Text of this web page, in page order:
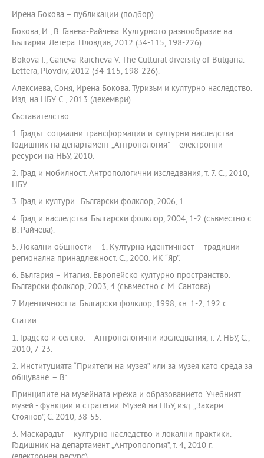
Ирена Бокова – публикации (подбор)
Бокова, И., В. Ганева-Райчева. Културното разнообразие на
България. Летера. Пловдив, 2012 (34-115, 198-226).
Bokova I., Ganeva-Raicheva V. The Cultural diversity of Bulgaria.
Lettera, Plovdiv, 2012 (34-115, 198-226).
Алексиева, Соня, Ирена Бокова. Туризъм и културно наследство.
Изд. на НБУ. С., 2013 (декември)
Съставителство:
1. Градът: социални трансформации и културни наследства.
Годишник на департамент „Антропология” – електронни
ресурси на НБУ, 2010.
2. Град и мобилност. Антропологични изследвания, т. 7. С., 2010,
НБУ.
3. Град и култури . Български фолклор, 2006, 1.
4. Град и наследства. Български фолклор, 2004, 1-2 (съвместно с
В. Райчева).
5. Локални общности – 1. Културна идентичност – традиции –
регионална принадлежност. С., 2000. ИК “Яр”.
6. България – Италия. Европейско културно пространство.
Български фолклор, 2003, 4 (съвместно с М. Сантова).
7. Идентичността. Български фолклор, 1998, кн. 1-2, 192 с.
Статии:
1. Градско и селско. – Антропологични изследвания, т. 7. НБУ, С.,
2010, 7-23.
2. Институцията “Приятели на музея” или за музея като среда за
общуване. – В:
Принципите на музейната мрежа и образованието. Учебният
музей - функции и стратегии. Музей на НБУ, изд. „Захари
Стоянов”, С. 2010, 38-55.
3. Маскарадът – културно наследство и локални практики. –
Годишник на департамент „Антропология”, т. 4, 2010 г.